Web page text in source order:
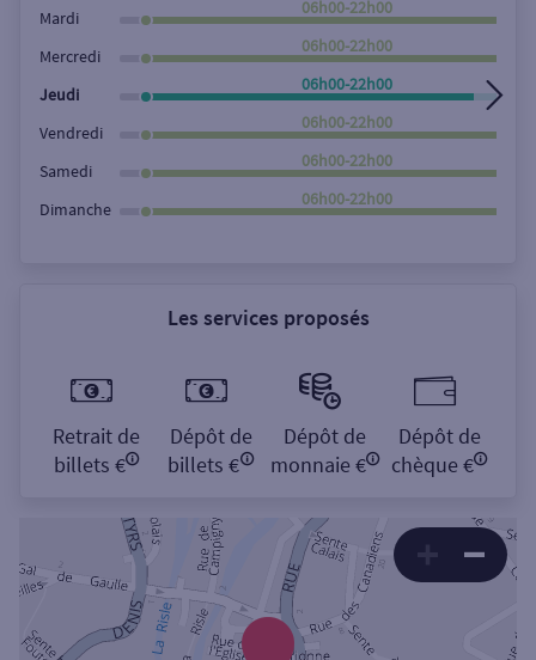
Mardi
06h00-22h00
Mercredi
06h00-22h00
Jeudi
06h00-22h00
Vendredi
06h00-22h00
Samedi
06h00-22h00
Dimanche
06h00-22h00
Les services proposés
Retrait de
billets €
Dépôt de
billets €
Dépôt de
monnaie €
Dépôt de
chèque €